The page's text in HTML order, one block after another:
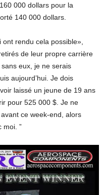
000 dollars pour la
140 000 dollars.
rendu cela possible»,
de leur propre carrière
eux, je ne serais
aujourd’hui. Je dois
laissé un jeune de 19 ans
pour 525 000 $. Je ne
ce week-end, alors
moi. ”